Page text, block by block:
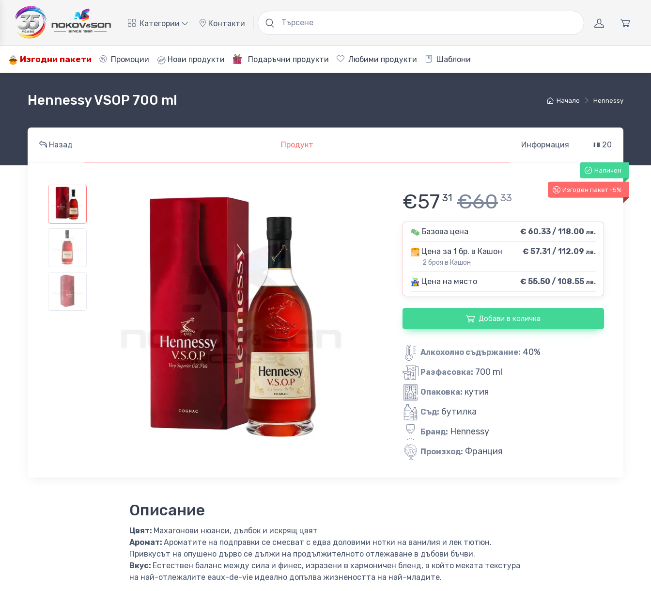
Категории Контакти
Изгодни пакети Промоции Нови продукти Подаръчни продукти Любими продукти Шаблони
Начало Hennessy
Hennessy VSOP 700 ml
Назад Продукт Информация 20
Наличен
Изгоден пакет -5%
€57 31 €60 33
Базова цена € 60.33 / 118.00 лв.
Цена за 1 бр. в Кашон
2 броя в Кашон
€ 57.31 / 112.09 лв.
Цена на място € 55.50 / 108.55 лв.
Добави в количка
Алкохолно съдържание: 40%
Разфасовка: 700 ml
Опаковка: кутия
Съд: бутилка
Бранд: Hennessy
Произход: Франция
Описание
Цвят: Махагонови нюанси, дълбок и искрящ цвят
Аромат: Ароматите на подправки се смесват с едва доловими нотки на ванилия и лек тютюн.
Привкусът на опушено дърво се дължи на продължителното отлежаване в дъбови бъчви.
Вкус: Естествен баланс между сила и финес, изразени в хармоничен бленд, в който меката текстура
на най-отлежалите eaux-de-vie идеално допълва жизнеността на най-младите.